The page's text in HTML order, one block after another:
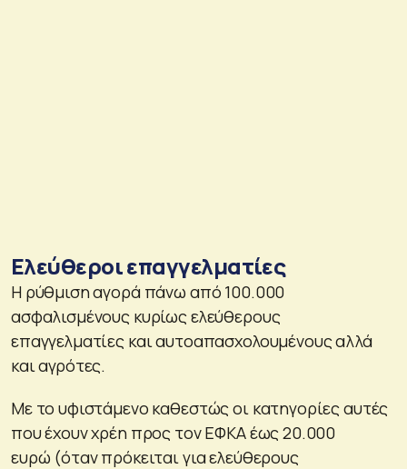
Ελεύθεροι επαγγελματίες
Η ρύθμιση αγορά πάνω από 100.000
ασφαλισμένους κυρίως ελεύθερους
επαγγελματίες και αυτοαπασχολουμένους αλλά
και αγρότες.
Με το υφιστάμενο καθεστώς οι κατηγορίες αυτές
που έχουν χρέη προς τον ΕΦΚΑ έως 20.000
ευρώ (όταν πρόκειται για ελεύθερους